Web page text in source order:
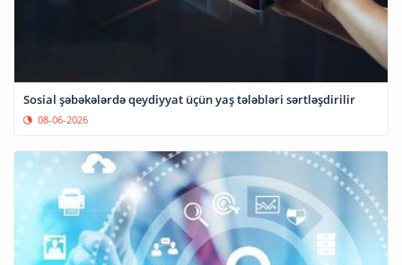
Sosial şəbəkələrdə qeydiyyat üçün yaş tələbləri sərtləşdirilir
08-06-2026